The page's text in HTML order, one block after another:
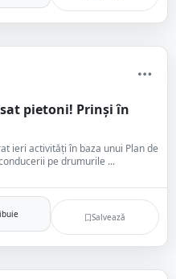
pietoni! Prinși în
ieri activități în baza unui Plan de
pe drumurile ...
Salvează